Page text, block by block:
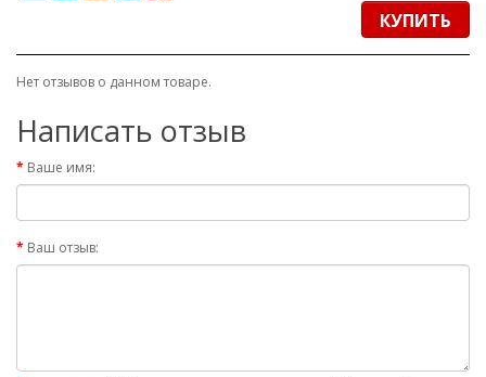
КУПИТЬ
Нет отзывов о данном товаре.
Написать отзыв
Ваше имя:
Ваш отзыв: